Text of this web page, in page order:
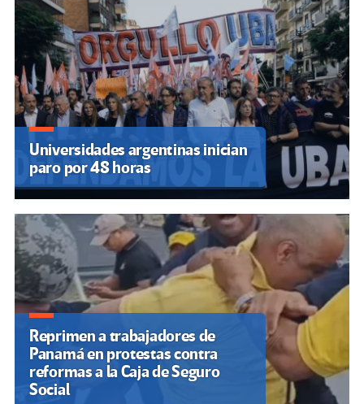
Universidades argentinas inician
paro por 48 horas
Reprimen a trabajadores de
Panamá en protestas contra
reformas a la Caja de Seguro
Social